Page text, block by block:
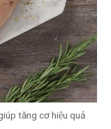
tăng cơ hiệu quả